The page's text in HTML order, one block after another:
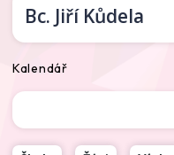
Bc. Jiří Kůdela
Kalendář